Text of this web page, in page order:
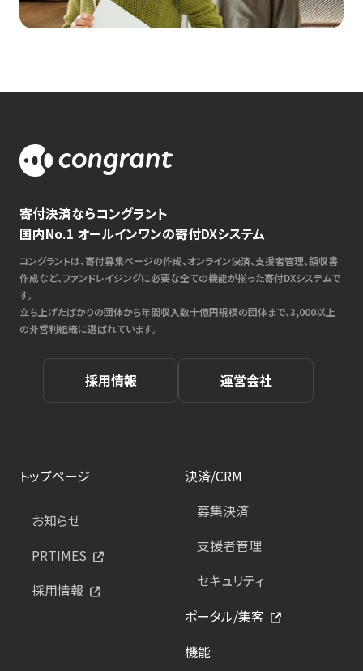
寄付決済ならコングラント
国内No.1 オールインワンの寄付DXシステム
コングラントは、寄付募集ページの作成、オンライン決済、支援者管理、領収書
作成など、ファンドレイジングに必要な全ての機能が揃った寄付DXシステムで
す。
立ち上げたばかりの団体から年間収入数十億円規模の団体まで、3,000以上
の非営利組織に選ばれています。
採用情報 運営会社
トップページ
お知らせ
PRTIMES
採用情報
決済/CRM
募集決済
支援者管理
セキュリティ
ポータル/集客
機能